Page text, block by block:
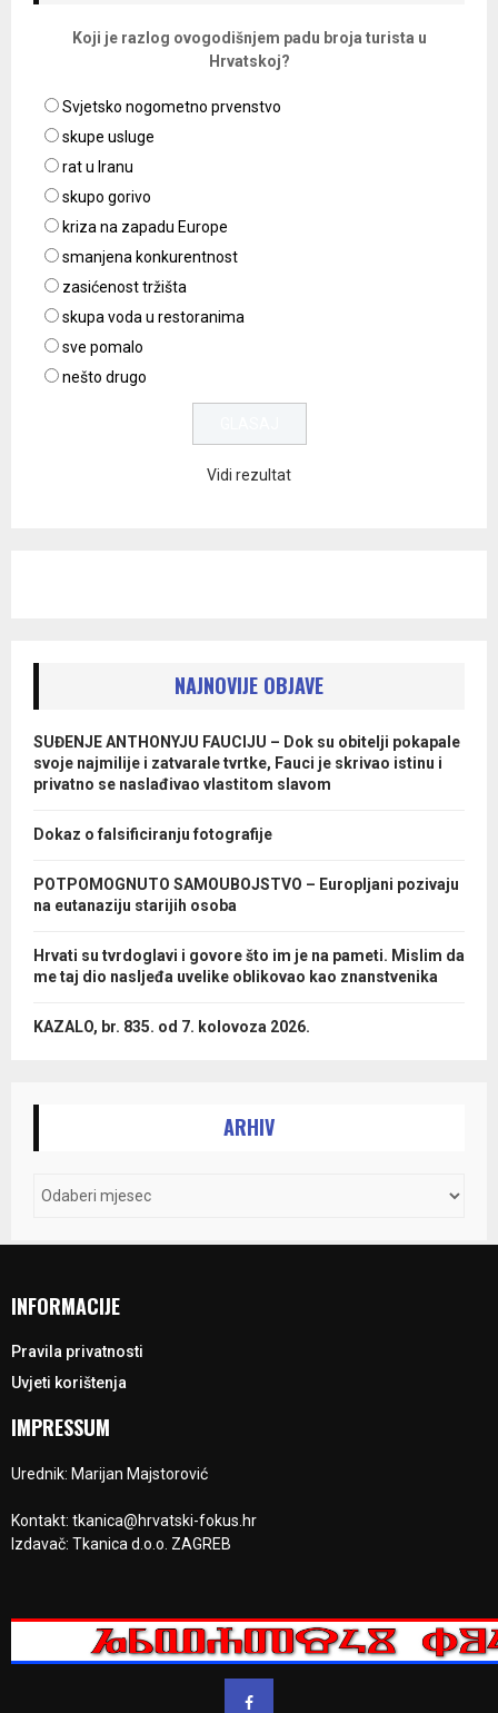
Koji je razlog ovogodišnjem padu broja turista u
Hrvatskoj?
Svjetsko nogometno prvenstvo
skupe usluge
rat u Iranu
skupo gorivo
kriza na zapadu Europe
smanjena konkurentnost
zasićenost tržišta
skupa voda u restoranima
sve pomalo
nešto drugo
Vidi rezultat
NAJNOVIJE OBJAVE
SUĐENJE ANTHONYJU FAUCIJU – Dok su obitelji pokapale
svoje najmilije i zatvarale tvrtke, Fauci je skrivao istinu i
privatno se naslađivao vlastitom slavom
Dokaz o falsificiranju fotografije
POTPOMOGNUTO SAMOUBOJSTVO – Europljani pozivaju
na eutanaziju starijih osoba
Hrvati su tvrdoglavi i govore što im je na pameti. Mislim da
me taj dio nasljeđa uvelike oblikovao kao znanstvenika
KAZALO, br. 835. od 7. kolovoza 2026.
ARHIV
INFORMACIJE
Pravila privatnosti
Uvjeti korištenja
IMPRESSUM
Urednik: Marijan Majstorović
Kontakt: tkanica@hrvatski-fokus.hr
Izdavač: Tkanica d.o.o. ZAGREB